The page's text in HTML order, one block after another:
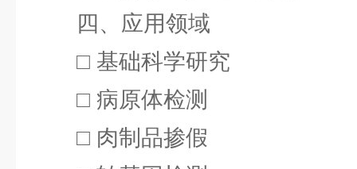
四、应用领域
□ 基础科学研究
□ 病原体检测
□ 肉制品掺假